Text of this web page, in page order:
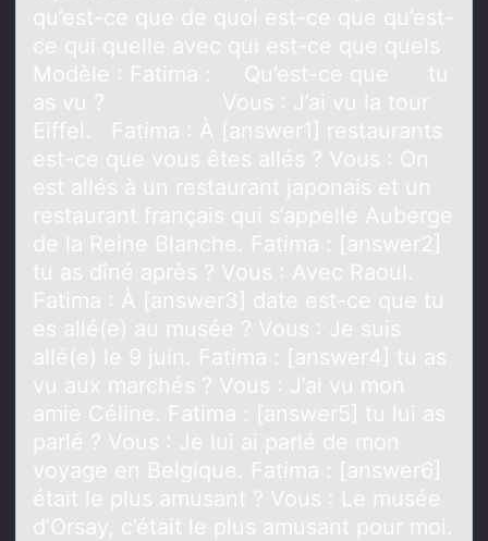
qu’est-ce que de quoi est-ce que qu’est-
ce qui quelle avec qui est-ce que quels
Modèle : Fatima : Qu’est-ce que tu
as vu ? Vous : J’ai vu la tour
Eiffel. Fatima : À [answer1] restaurants
est-ce que vous êtes allés ? Vous : On
est allés à un restaurant japonais et un
restaurant français qui s’appelle Auberge
de la Reine Blanche. Fatima : [answer2]
tu as dîné après ? Vous : Avec Raoul.
Fatima : À [answer3] date est-ce que tu
es allé(e) au musée ? Vous : Je suis
allé(e) le 9 juin. Fatima : [answer4] tu as
vu aux marchés ? Vous : J’ai vu mon
amie Céline. Fatima : [answer5] tu lui as
parlé ? Vous : Je lui ai parlé de mon
voyage en Belgique. Fatima : [answer6]
était le plus amusant ? Vous : Le musée
d’Orsay, c’était le plus amusant pour moi.